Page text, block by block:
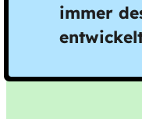
immer